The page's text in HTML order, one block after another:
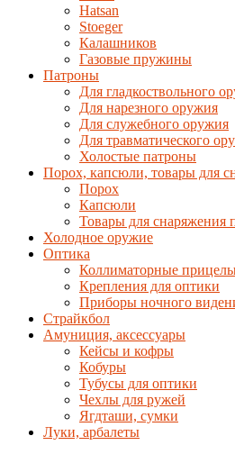
Hatsan
Stoeger
Калашников
Газовые пружины
Патроны
Для гладкоствольного
Для нарезного оружия
Для служебного оружия
Для травматического
Холостые патроны
Порох, капсюли, товары для
Порох
Капсюли
Товары для снаряжения
Холодное оружие
Оптика
Коллиматорные
Крепления для оптики
Приборы ночного
Страйкбол
Амуниция, аксессуары
Кейсы и кофры
Кобуры
Тубусы для оптики
Чехлы для ружей
Ягдташи, сумки
Луки, арбалеты